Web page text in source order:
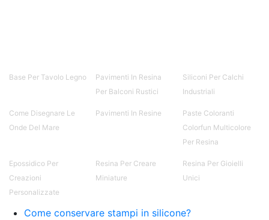
Base Per Tavolo Legno
Pavimenti In Resina
Per Balconi Rustici
Siliconi Per Calchi
Industriali
Come Disegnare Le
Onde Del Mare
Pavimenti In Resine
Paste Coloranti
Colorfun Multicolore
Per Resina
Epossidico Per
Creazioni
Personalizzate
Resina Per Creare
Miniature
Resina Per Gioielli
Unici
Come conservare stampi in silicone?